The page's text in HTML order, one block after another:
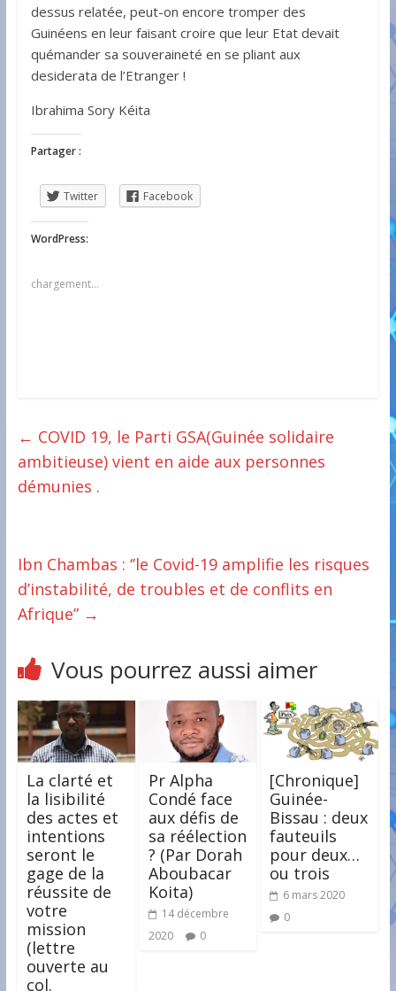
dessus relatée, peut-on encore tromper des
Guinéens en leur faisant croire que leur Etat devait
quémander sa souveraineté en se pliant aux
desiderata de l’Etranger !
Ibrahima Sory Kéita
Partager :
Twitter Facebook
WordPress:
chargement…
← COVID 19, le Parti GSA(Guinée solidaire
ambitieuse) vient en aide aux personnes
démunies .
Ibn Chambas : ‘’le Covid-19 amplifie les risques
d’instabilité, de troubles et de conflits en
Afrique” →
Vous pourrez aussi aimer
La clarté et
la lisibilité
des actes et
intentions
seront le
gage de la
réussite de
votre
mission
(lettre
ouverte au
col.
Pr Alpha
Condé face
aux défis de
sa réélection
? (Par Dorah
Aboubacar
Koita)
14 décembre
2020
0
[Chronique]
Guinée-
Bissau : deux
fauteuils
pour deux…
ou trois
6 mars 2020
0